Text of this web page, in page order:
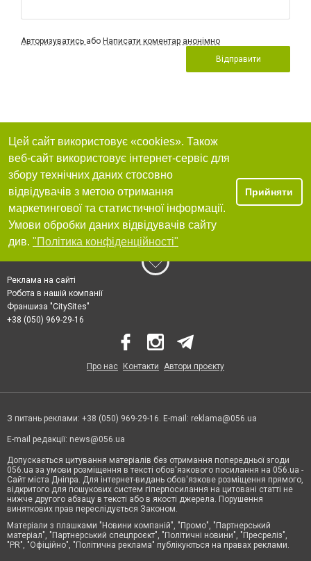
Авторизуватись або Написати коментар анонімно
Відправити
Цей сайт використовує «cookies». Також
веб-сайт використовує інтернет-сервіс для
збору технічних даних стосовно
відвідувачів з метою отримання
маркетингової та статистичної інформації.
Умови обробки даних відвідувачів сайту
див. "Політика конфіденційності"
Прийняти
Реклама на сайті
Робота в нашій компанії
Франшиза "CitySites"
+38 (050) 969-29-16
Про нас Контакти Автори проєкту
З питань реклами: +38 (050) 969-29-16. E-mail: reklama@056.ua
E-mail редакції: news@056.ua
Допускається цитування матеріалів без отримання попередньої згоди
056.ua за умови розміщення в тексті обов'язкового посилання на 056.ua -
Сайт міста Дніпра. Для інтернет-видань обов'язкове розміщення прямого,
відкритого для пошукових систем гіперпосилання на цитовані статті не
нижче другого абзацу в тексті або в якості джерела. Порушення
виняткових прав переслідується Законом.
Матеріали з плашками "Новини компаній", "Промо", "Партнерський
матеріал", "Партнерський спецпроєкт", "Політичні новини", "Пресреліз",
"PR", "Офіційно", "Політична реклама" публікуються на правах реклами.